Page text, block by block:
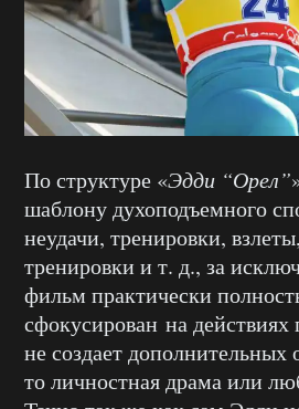
По структуре «Эдди “Орел”
шаблону духоподъемного
неудачи, тренировки,
тренировки и т. д., за
фильм практически
сфокусирован на действиях
не создает дополнительных
то личностная драма или